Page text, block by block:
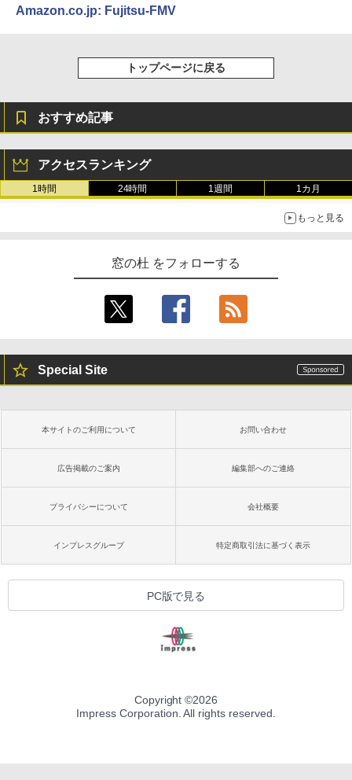
Amazon.co.jp: Fujitsu-FMV
トップページに戻る
おすすめ記事
アクセスランキング
1時間 24時間 1週間 1カ月
もっと見る
窓の杜 をフォローする
Special Site
本サイトのご利用について お問い合わせ
広告掲載のご案内 編集部へのご連絡
プライバシーについて 会社概要
インプレスグループ 特定商取引法に基づく表示
PC版で見る
Copyright ©2026
Impress Corporation. All rights reserved.